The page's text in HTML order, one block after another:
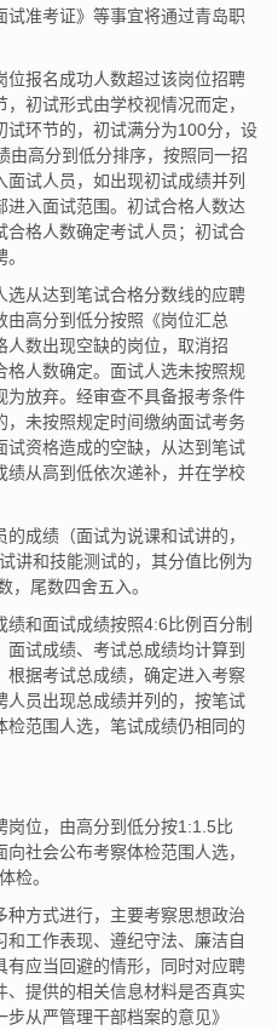
试准考证》等事宜将通过青岛职
位报名成功人数超过该岗位招聘
初试形式由学校视情况而定，
环节的，初试满分为100分，设
由高分到低分排序，按照同一招
试人员，如出现初试成绩并列
入面试范围。初试合格人数达
合格人数确定考试人员；初试合
选从达到笔试合格分数线的应聘
由高分到低分按照《岗位汇总
数出现空缺的岗位，取消招
人数确定。面试人选未按照规
为放弃。经审查不具备报考条件
，未按照规定时间缴纳面试考务
试资格造成的空缺，从达到笔试
从高到低依次递补，并在学校
成绩（面试为说课和试讲的，
讲和技能测试的，其分值比例为
，尾数四舍五入。
和面试成绩按照4:6比例百分制
试成绩、考试总成绩均计算到
据考试总成绩，确定进入考察
员出现总成绩并列的，按笔试
范围人选，笔试成绩仍相同的
岗位，由高分到低分按1:1.5比
社会公布考察体检范围人选，
检。
方式进行，主要考察思想政治
工作表现、遵纪守法、廉洁自
应当回避的情形，同时对应聘
、提供的相关信息材料是否真实
从严管理干部档案的意见》